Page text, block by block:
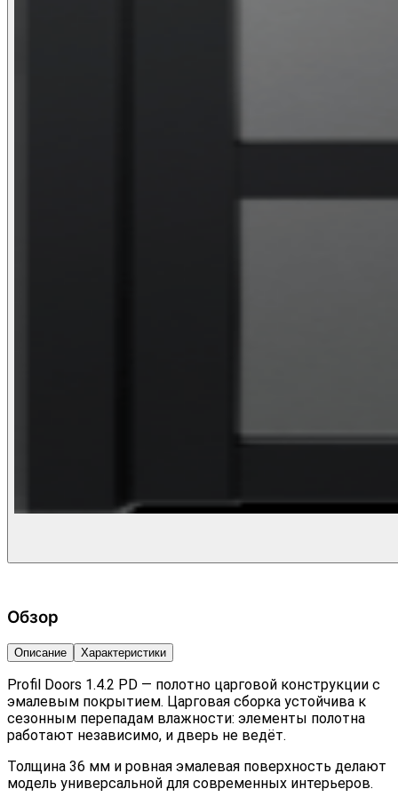
Обзор
Описание Характеристики
Profil Doors 1.4.2 PD — полотно царговой конструкции с
эмалевым покрытием. Царговая сборка устойчива к
сезонным перепадам влажности: элементы полотна
работают независимо, и дверь не ведёт.
Толщина 36 мм и ровная эмалевая поверхность делают
модель универсальной для современных интерьеров.